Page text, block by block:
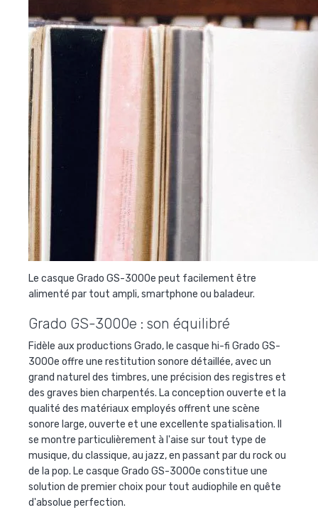
Le casque Grado GS-3000e peut facilement être
alimenté par tout ampli, smartphone ou baladeur.
Grado GS-3000e : son équilibré
Fidèle aux productions Grado, le casque hi-fi Grado GS-
3000e offre une restitution sonore détaillée, avec un
grand naturel des timbres, une précision des registres et
des graves bien charpentés. La conception ouverte et la
qualité des matériaux employés offrent une scène
sonore large, ouverte et une excellente spatialisation. Il
se montre particulièrement à l'aise sur tout type de
musique, du classique, au jazz, en passant par du rock ou
de la pop. Le casque Grado GS-3000e constitue une
solution de premier choix pour tout audiophile en quête
d'absolue perfection.